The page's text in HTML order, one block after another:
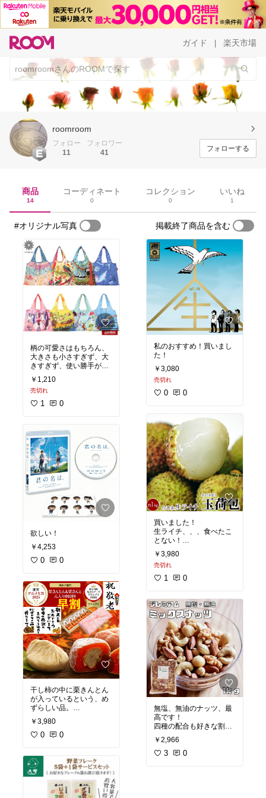
ガイド 楽天市場
roomroom
フォロー
11
フォロワー
41
フォローする
商品
14
コーディネート
0
コレクション
0
いいね
1
#オリジナル写真 掲載終了商品を含む
柄の可愛さはもちろん、
大きさも小さすぎず、大
きすぎず、使い勝手が良
いです。
たたみ皺に合わせれば収
納も簡単です。
￥1,210
売切れ
1 0
欲しい！
￥4,253
0 0
干し柿の中に栗きんとん
が入っているという、め
ずらしい品。
近所で手に入るようなも
のではないので、贈り物
に良かったです。
￥3,980
0 0
私のおすすめ！買いまし
た！
￥3,080
売切れ
0 0
買いました！
生ライチ、、、食べたこ
とない！
5月下旬の発送が待ち遠
しい。。。
￥3,980
売切れ
1 0
無塩、無油のナッツ、最
高です！
四種の配合も好きな割
合。形も良いものが多く
て食べ応えがあります。
￥2,966
3 0